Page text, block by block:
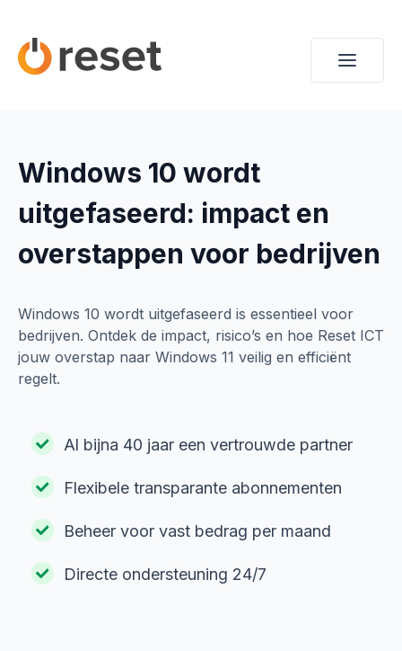
Windows 10 wordt
uitgefaseerd: impact en
overstappen voor bedrijven
Windows 10 wordt uitgefaseerd is essentieel voor
bedrijven. Ontdek de impact, risico’s en hoe Reset ICT
jouw overstap naar Windows 11 veilig en efficiënt
regelt.
Al bijna 40 jaar een vertrouwde partner
Flexibele transparante abonnementen
Beheer voor vast bedrag per maand
Directe ondersteuning 24/7